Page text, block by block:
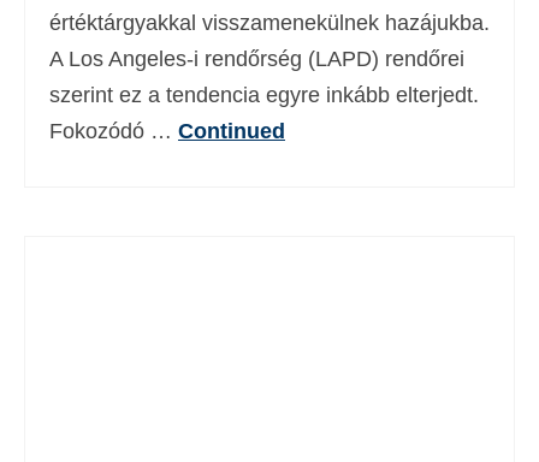
értéktárgyakkal visszamenekülnek hazájukba.
A Los Angeles-i rendőrség (LAPD) rendőrei
szerint ez a tendencia egyre inkább elterjedt.
Fokozódó … Continued